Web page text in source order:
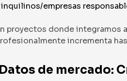
inquilinos/empresas
proyectos donde integramos
incrementa
de mercado: